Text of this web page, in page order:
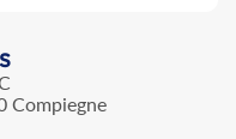
Compiegne